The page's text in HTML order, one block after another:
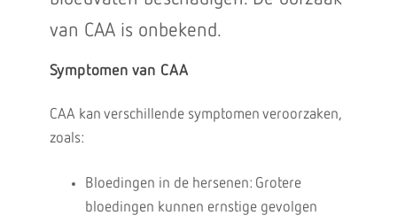
van CAA is onbekend.
Symptomen van CAA
CAA kan verschillende symptomen veroorzaken,
zoals:
Bloedingen in de hersenen: Grotere
bloedingen kunnen ernstige gevolgen